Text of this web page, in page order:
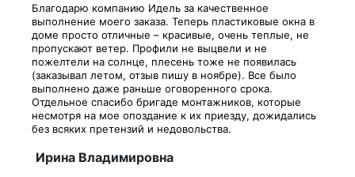
Благодарю компанию Идель за качественное
выполнение моего заказа. Теперь пластиковые окна в
доме просто отличные – красивые, очень теплые, не
пропускают ветер. Профили не выцвели и не
пожелтели на солнце, плесень тоже не появилась
(заказывал летом, отзыв пишу в ноябре). Все было
выполнено даже раньше оговоренного срока.
Отдельное спасибо бригаде монтажников, которые
несмотря на мое опоздание к их приезду, дожидались
без всяких претензий и недовольства.
Ирина Владимировна